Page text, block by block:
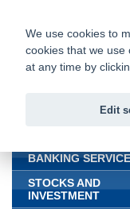
Fio
BANKING
STOCKS AND
INVESTMENT
We use cookies to
cookies that we use
at any time by
Edit